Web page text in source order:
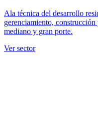
Ala técnica del desarrollo
gerenciamiento,
mediano y gran porte.
Ver sector